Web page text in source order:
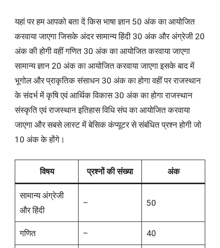
यहां पर हम आपको बता दें किस भाषा ज्ञान 50 अंक का आयोजित
करवाया जाएगा जिसके अंदर सामान्य हिंदी 30 अंक और अंग्रेजी 20
अंक की होगी वहीं गणित 30 अंक का आयोजित करवाया जाएगा
सामान्य ज्ञान 20 अंक का आयोजित करवाया जाएगा इसके बाद में
भूगोल और प्राकृतिक संसाधन 30 अंक का होगा वहीं पर राजस्थान
के संदर्भ में कृषि एवं आर्थिक विकास 30 अंक का होगा राजस्थान
संस्कृति एवं राजस्थान इतिहास विधि संघ का आयोजित करवाया
जाएगा और सबसे लास्ट में बेसिक कंप्यूटर से संबंधित प्रश्न होगी जो
10 अंक के होंगे।
विषय प्रश्नों की संख्या अंक
सामान्य अंग्रेजी
और हिंदी
– 50
गणित – 40